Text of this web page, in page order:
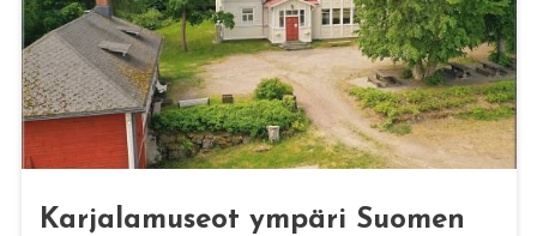
Kar­ja­la­museot ym­pä­ri Suo­men